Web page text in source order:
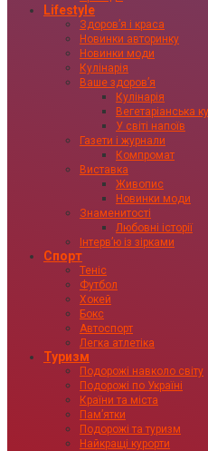
Lifestyle
Здоровʼя і краса
Новинки авторинку
Новинки моди
Кулінарія
Ваше здоровʼя
Кулінарія
Вегетаріанська
У світі напоїв
Газети і журнали
Компромат
Виставка
Живопис
Новинки моди
Знаменитості
Любовні історії
Інтервʼю із зірками
Спорт
Теніс
Футбол
Хокей
Бокс
Автоспорт
Легка атлетіка
Туризм
Подорожі навколо світу
Подорожі по Україні
Країни та міста
Пам’ятки
Подорожі та туризм
Найкращі курорти